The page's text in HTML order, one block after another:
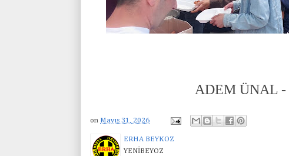
ADEM ÜNAL -
on Mayıs 31, 2026
ERHA BEYKOZ
YENİBEYOZ